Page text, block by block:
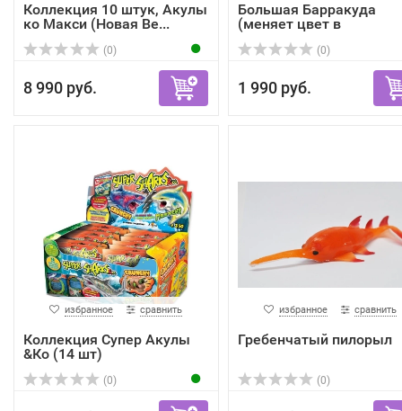
Коллекция 10 штук, Акулы
ко Макси (Новая Ве...
(0)
8 990 руб.
Большая Барракуда
(меняет цвет в
(0)
1 990 руб.
избранное сравнить
Коллекция Супер Акулы
&Кo (14 шт)
(0)
избранное сравнить
Гребенчатый пилорыл
(0)